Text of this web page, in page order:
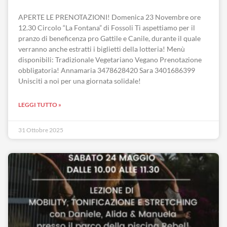
APERTE LE PRENOTAZIONI! Domenica 23 Novembre ore
12.30 Circolo “La Fontana” di Fossoli Ti aspettiamo per il
pranzo di beneficenza pro Gattile e Canile, durante il quale
verranno anche estratti i biglietti della lotteria! Menù
disponibili: Tradizionale Vegetariano Vegano Prenotazione
obbligatoria! Annamaria 3478628420 Sara 3401686399
Unisciti a noi per una giornata solidale!
LEGGI TUTTO »
31 Ottobre 2025